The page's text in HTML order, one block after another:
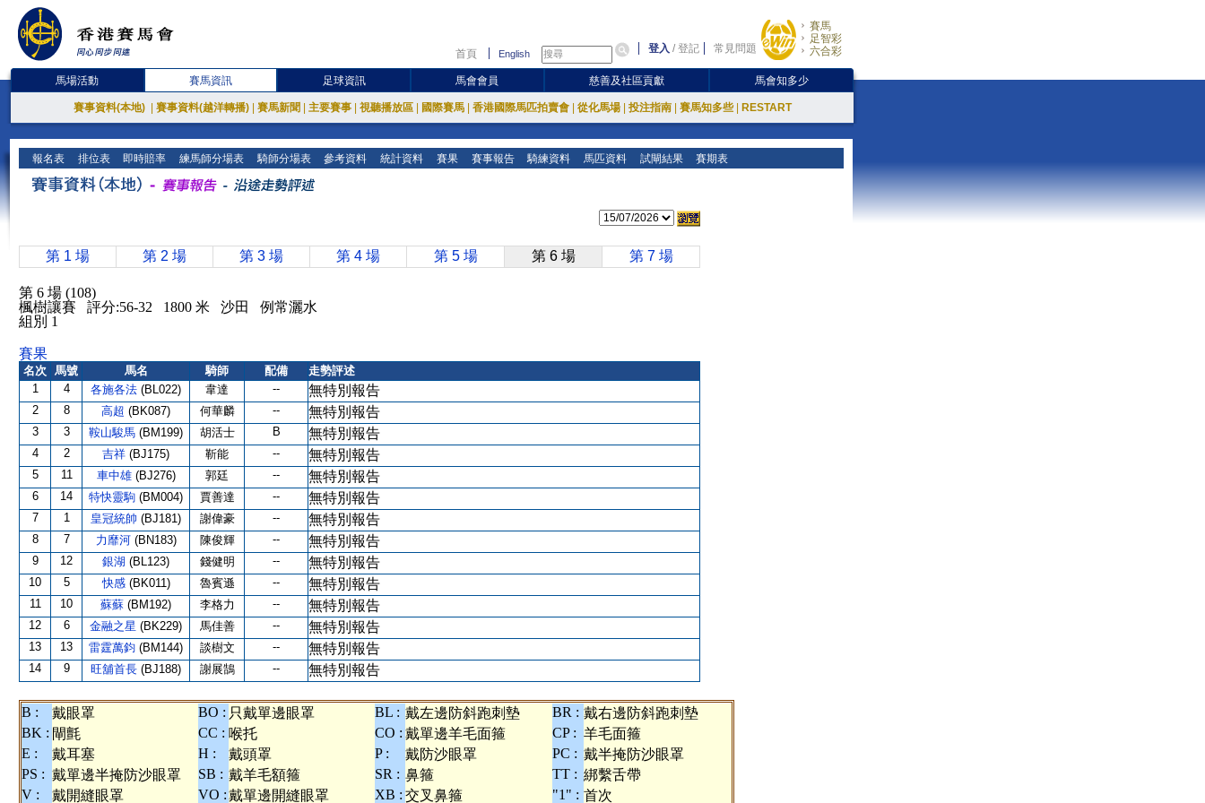
首頁 English 登入 /登記 常見問題
賽馬
足智彩
六合彩
馬場活動 賽馬資訊 足球資訊 馬會會員 慈善及社區貢獻 馬會知多少
賽事資料(本地) 賽事資料(越洋轉播) 賽馬新聞 主要賽事 視聽播放區 國際賽馬 香港國際馬匹拍賣會 從化馬場 投注指南 賽馬知多些 RESTART
報名表 排位表 即時賠率 練馬師分場表 騎師分場表 參考資料 統計資料 賽果 賽事報告 騎練資料 馬匹資料 試閘結果 賽期表
第 1 場 第 2 場 第 3 場 第 4 場 第 5 場 第 6 場 第 7 場
第 6 場 (108)
楓樹讓賽 評分:56-32 1800 米 沙田 例常灑水
組別 1
賽果
名次 馬號 馬名 騎師 配備
走勢評述
1
4 各施各法 (BL022) 韋達 -- 無特別報告
2 8 高超 (BK087) 何華麟 -- 無特別報告
3 3 鞍山駿馬 (BM199) 胡活士 B 無特別報告
4 2 吉祥 (BJ175) 靳能 -- 無特別報告
5 11 車中雄 (BJ276) 郭廷 -- 無特別報告
6 14 特快靈駒 (BM004) 賈善達 -- 無特別報告
7 1 皇冠統帥 (BJ181) 謝偉豪 -- 無特別報告
8 7 力靡河 (BN183) 陳俊輝 -- 無特別報告
9 12 銀湖 (BL123) 錢健明 -- 無特別報告
10 5 快感 (BK011) 魯賓遜 -- 無特別報告
11 10 蘇蘇 (BM192) 李格力 -- 無特別報告
12 6 金融之星 (BK229) 馬佳善 -- 無特別報告
13 13 雷霆萬鈞 (BM144) 談樹文 -- 無特別報告
14 9 旺舖首長 (BJ188) 謝展鵠 -- 無特別報告
B : 戴眼罩 BO : 只戴單邊眼罩 BL : 戴左邊防斜跑刺墊 BR : 戴右邊防斜跑刺墊
BK : 閘氈 CC : 喉托 CO : 戴單邊羊毛面箍 CP : 羊毛面箍
E :
戴耳塞 H : 戴頭罩 P : 戴防沙眼罩 PC : 戴半掩防沙眼罩
PS : 戴單邊半掩防沙眼罩 SB : 戴羊毛額箍 SR : 鼻箍 TT : 綁繫舌帶
V :
戴開縫眼罩 VO :戴單邊開縫眼罩 XB : 交叉鼻箍 "1" : 首次